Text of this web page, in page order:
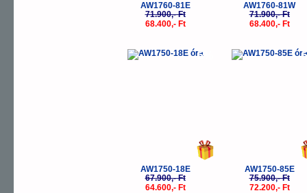
AW1760-81E
71.900,- Ft
68.400,- Ft
AW1760-81W
71.900,- Ft
68.400,- Ft
-5%
AW1750-18E
67.900,- Ft
64.600,- Ft
-
AW1750-85E
75.900,- Ft
72.200,- Ft